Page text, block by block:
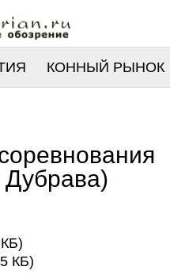
КОННЫЙ РЫНОК
Дубрава)
)
КБ)